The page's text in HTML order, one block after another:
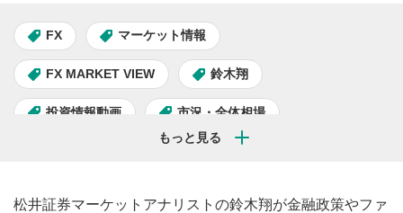
FX マーケット情報
FX MARKET VIEW 鈴木翔
投資情報動画 市況・全体相場
松井証券マーケットアナリストの鈴木翔が金融政策やファ